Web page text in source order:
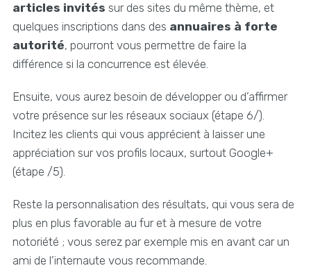
articles invités sur des sites du même thème, et
quelques inscriptions dans des annuaires à forte
autorité, pourront vous permettre de faire la
différence si la concurrence est élevée.
Ensuite, vous aurez besoin de développer ou d’affirmer
votre présence sur les réseaux sociaux (étape 6/).
Incitez les clients qui vous apprécient à laisser une
appréciation sur vos profils locaux, surtout Google+
(étape /5).
Reste la personnalisation des résultats, qui vous sera de
plus en plus favorable au fur et à mesure de votre
notoriété ; vous serez par exemple mis en avant car un
ami de l’internaute vous recommande.